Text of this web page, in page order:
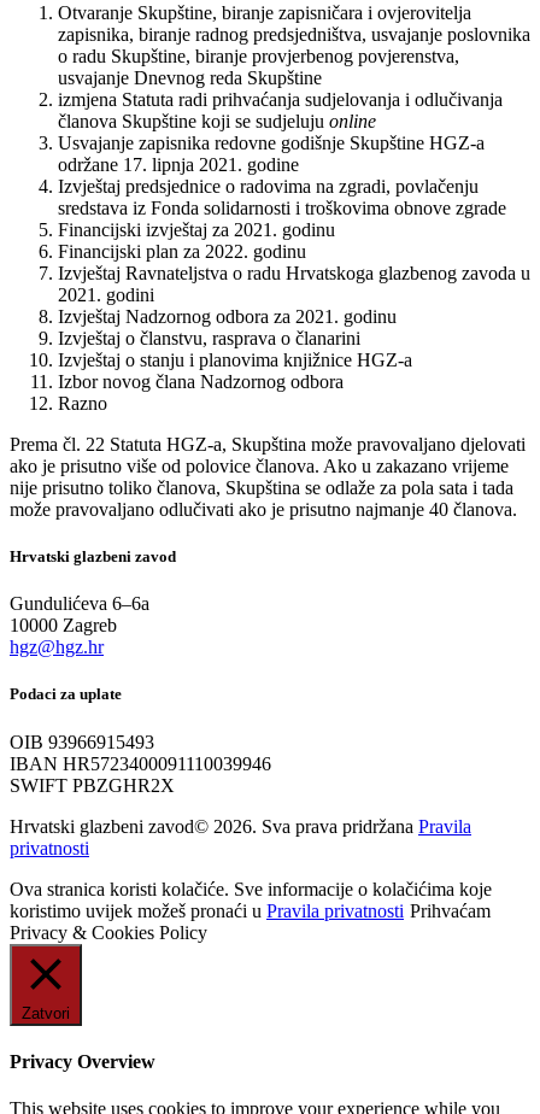
Otvaranje Skupštine, biranje zapisničara i ovjerovitelja
zapisnika, biranje radnog predsjedništva, usvajanje poslovnika
o radu Skupštine, biranje provjerbenog povjerenstva,
usvajanje Dnevnog reda Skupštine
izmjena Statuta radi prihvaćanja sudjelovanja i odlučivanja
članova Skupštine koji se sudjeluju online
Usvajanje zapisnika redovne godišnje Skupštine HGZ-a
održane 17. lipnja 2021. godine
Izvještaj predsjednice o radovima na zgradi, povlačenju
sredstava iz Fonda solidarnosti i troškovima obnove zgrade
Financijski izvještaj za 2021. godinu
Financijski plan za 2022. godinu
Izvještaj Ravnateljstva o radu Hrvatskoga glazbenog zavoda u
2021. godini
Izvještaj Nadzornog odbora za 2021. godinu
Izvještaj o članstvu, rasprava o članarini
Izvještaj o stanju i planovima knjižnice HGZ-a
Izbor novog člana Nadzornog odbora
Razno
Prema čl. 22 Statuta HGZ-a, Skupština može pravovaljano djelovati
ako je prisutno više od polovice članova. Ako u zakazano vrijeme
nije prisutno toliko članova, Skupština se odlaže za pola sata i tada
može pravovaljano odlučivati ako je prisutno najmanje 40 članova.
Hrvatski glazbeni zavod
Gundulićeva 6–6a
10000 Zagreb
hgz@hgz.hr
Podaci za uplate
OIB 93966915493
IBAN HR5723400091110039946
SWIFT PBZGHR2X
Hrvatski glazbeni zavod© 2026. Sva prava pridržana Pravila
privatnosti
Ova stranica koristi kolačiće. Sve informacije o kolačićima koje
koristimo uvijek možeš pronaći u Pravila privatnosti Prihvaćam
Privacy & Cookies Policy
Zatvori
Privacy Overview
This website uses cookies to improve your experience while you